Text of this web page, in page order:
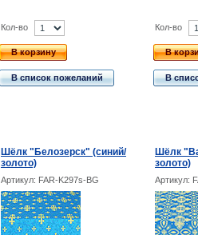
Кол-во
В корзину
В список пожеланий
Кол-во
В
В
Шёлк "Белозерск" (синий/
золото)
Шёлк
золото)
Артикул: FAR-K297s-BG Артикул: